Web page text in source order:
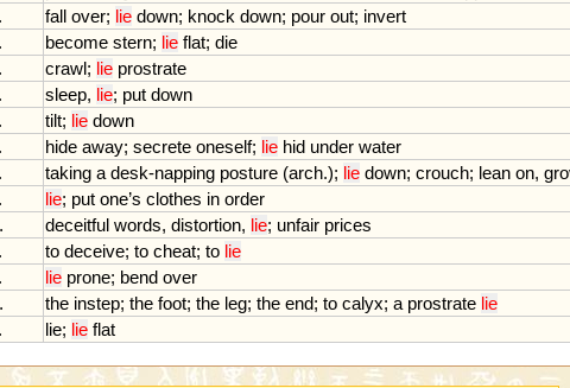
fall over; lie down; knock down; pour out; invert
become stern; lie flat; die
crawl; lie prostrate
sleep, lie; put down
tilt; lie down
hide away; secrete oneself; lie hid under water
taking a desk-napping posture (arch.); lie down; crouch; lean on,
lie; put one’s clothes in order
deceitful words, distortion, lie; unfair prices
to deceive; to cheat; to lie
lie prone; bend over
the instep; the foot; the leg; the end; to calyx; a prostrate lie
lie; lie flat